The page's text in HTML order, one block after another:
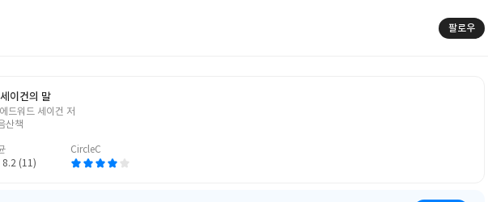
팔로우
이건의 말
드워드 세이건 저
산책
8.2 (11)
CircleC